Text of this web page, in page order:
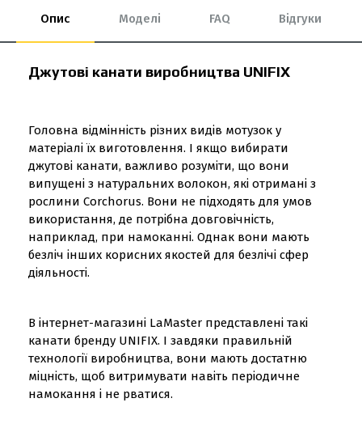
Опис Моделі FAQ Відгуки
Джутові канати виробництва UNIFIX
Головна відмінність різних видів мотузок у
матеріалі їх виготовлення. І якщо вибирати
джутові канати, важливо розуміти, що вони
випущені з натуральних волокон, які отримані з
рослини Corchorus. Вони не підходять для умов
використання, де потрібна довговічність,
наприклад, при намоканні. Однак вони мають
безліч інших корисних якостей для безлічі сфер
діяльності.
В інтернет-магазині LaMaster представлені такі
канати бренду UNIFIX. І завдяки правильній
технології виробництва, вони мають достатню
міцність, щоб витримувати навіть періодичне
намокання і не рватися.